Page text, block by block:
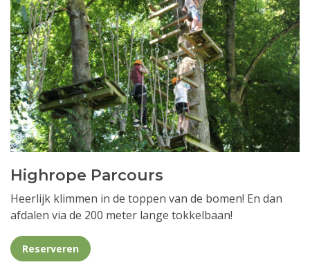
Highrope Parcours
Heerlijk klimmen in de toppen van de bomen! En dan
afdalen via de 200 meter lange tokkelbaan!
Reserveren